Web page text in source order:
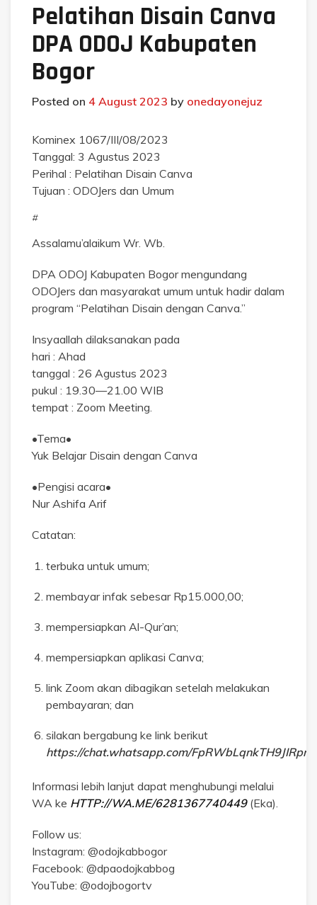
Pelatihan Disain Canva
DPA ODOJ Kabupaten
Bogor
Posted on 4 August 2023 by onedayonejuz
Kominex 1067/III/08/2023
Tanggal: 3 Agustus 2023
Perihal : Pelatihan Disain Canva
Tujuan : ODOJers dan Umum
#
Assalamu’alaikum Wr. Wb.
DPA ODOJ Kabupaten Bogor mengundang
ODOJers dan masyarakat umum untuk hadir dalam
program “Pelatihan Disain dengan Canva.”
Insyaallah dilaksanakan pada
hari : Ahad
tanggal : 26 Agustus 2023
pukul : 19.30—21.00 WIB
tempat : Zoom Meeting.
•Tema•
Yuk Belajar Disain dengan Canva
•Pengisi acara•
Nur Ashifa Arif
Catatan:
terbuka untuk umum;
membayar infak sebesar Rp15.000,00;
mempersiapkan Al-Qur’an;
mempersiapkan aplikasi Canva;
link Zoom akan dibagikan setelah melakukan
pembayaran; dan
silakan bergabung ke link berikut
https://chat.whatsapp.com/
Informasi lebih lanjut dapat menghubungi melalui
WA ke HTTP://WA.ME/6281367740449(Eka).
Follow us:
Instagram: @odojkabbogor
Facebook: @dpaodojkabbog
YouTube: @odojbogortv